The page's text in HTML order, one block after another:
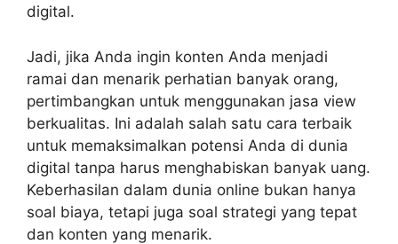
digital.
Jadi, jika Anda ingin konten Anda menjadi
ramai dan menarik perhatian banyak orang,
pertimbangkan untuk menggunakan jasa view
berkualitas. Ini adalah salah satu cara terbaik
untuk memaksimalkan potensi Anda di dunia
digital tanpa harus menghabiskan banyak uang.
Keberhasilan dalam dunia online bukan hanya
soal biaya, tetapi juga soal strategi yang tepat
dan konten yang menarik.